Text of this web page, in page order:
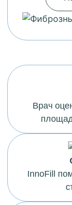
Врач
InnoFill